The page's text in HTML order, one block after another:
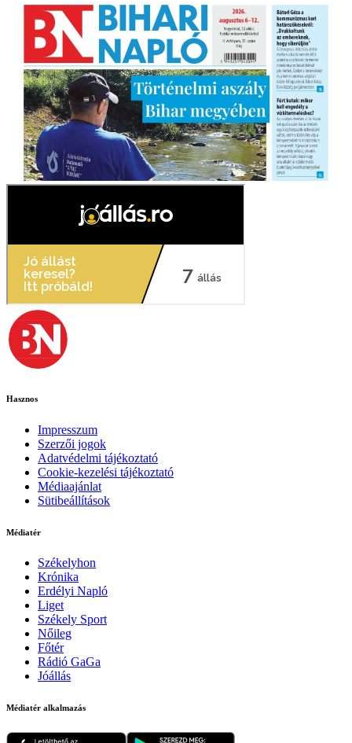
Hasznos
Impresszum
Szerzői jogok
Adatvédelmi tájékoztató
Cookie-kezelési tájékoztató
Médiaajánlat
Sütibeállítások
Médiatér
Székelyhon
Krónika
Erdélyi Napló
Liget
Székely Sport
Nőileg
Főtér
Rádió GaGa
Jóállás
Médiatér alkalmazás